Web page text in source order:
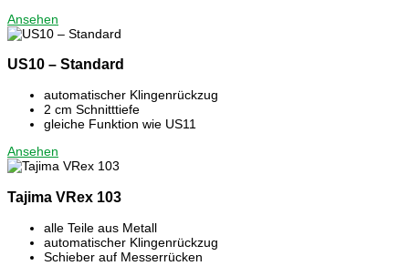
Ansehen
US10 – Standard
automatischer Klingenrückzug
2 cm Schnitttiefe
gleiche Funktion wie US11
Ansehen
Tajima VRex 103
alle Teile aus Metall
automatischer Klingenrückzug
Schieber auf Messerrücken